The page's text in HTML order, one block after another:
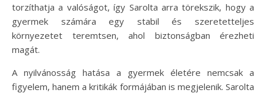
torzíthatja a valóságot, így Sarolta arra törekszik, hogy a
gyermek számára egy stabil és szeretetteljes
környezetet teremtsen, ahol biztonságban érezheti
magát.
A nyilvánosság hatása a gyermek életére nemcsak a
figyelem, hanem a kritikák formájában is megjelenik. Sarolta